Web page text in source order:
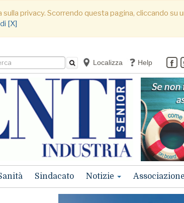
privacy. Scorrendo questa pagina, cliccando su
[X]
Localizza Help
Sindacato Notizie Associazione